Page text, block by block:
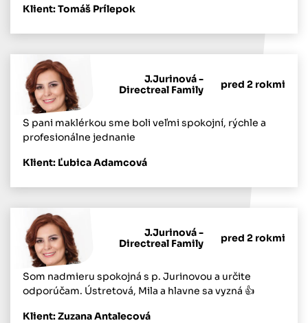
Klient: Tomáš Prílepok
J.Jurinová -
Directreal Family
pred 2 rokmi
S pani maklérkou sme boli veľmi spokojní, rýchle a
profesionálne jednanie
Klient: Ľubica Adamcová
J.Jurinová -
Directreal Family
pred 2 rokmi
Som nadmieru spokojná s p. Jurinovou a určite
odporúčam. Ústretová, Mila a hlavne sa vyzná 👍
Klient: Zuzana Antalecová